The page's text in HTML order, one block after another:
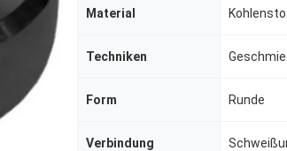
Material
Techniken
Form Runde
Verbindung